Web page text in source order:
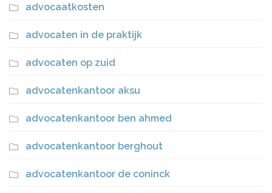
advocaatkosten
advocaten in de praktijk
advocaten op zuid
advocatenkantoor aksu
advocatenkantoor ben ahmed
advocatenkantoor berghout
advocatenkantoor de coninck